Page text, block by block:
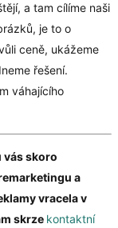
a tam cílíme naši
je to o
ceně, ukážeme
řešení.
váhajícího
vás skoro
a
vracela v
skrze kontaktní